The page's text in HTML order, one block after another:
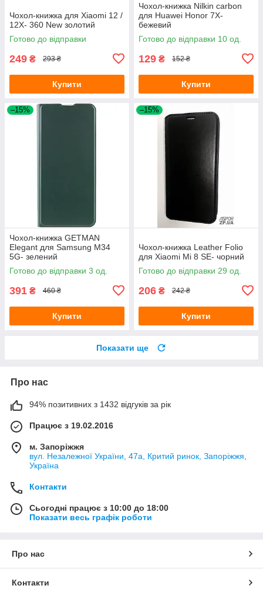
Чохол-книжка для Xiaomi 12 /
12X- 360 New золотий
Готово до відправки
249 ₴ 293 ₴
Купити
Чохол-книжка Nilkin carbon
для Huawei Honor 7X-
бежевий
Готово до відправки 10 од.
129 ₴ 152 ₴
Купити
–15%
Чохол-книжка GETMAN
Elegant для Samsung M34
5G- зелений
Готово до відправки 3 од.
391 ₴ 460 ₴
Купити
–15%
Чохол-книжка Leather Folio
для Xiaomi Mi 8 SE- чорний
Готово до відправки 29 од.
206 ₴ 242 ₴
Купити
Показати ще
Про нас
94% позитивних з 1432 відгуків за рік
Працює з 19.02.2016
м. Запоріжжя
вул. Незалежної України, 47а, Критий ринок, Запоріжжя,
Україна
Контакти
Сьогодні працює з 10:00 до 18:00
Показати весь графік роботи
Про нас
Контакти